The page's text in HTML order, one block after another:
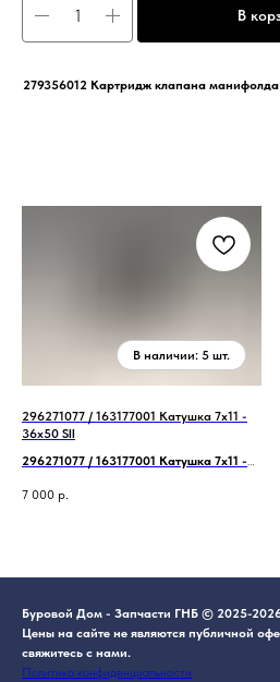
В
279356012 Картридж клапана манифолда
296271077 / 163177001 Катушка 7x11 -
36x50 SII
296271077 / 163177001 Катушка 7x11 -
7 000 р.
Буровой Дом - Запчасти ГНБ © 2025-
Цены на сайте не являются публичной
свяжитесь с нами.
Политика конфиденциальности